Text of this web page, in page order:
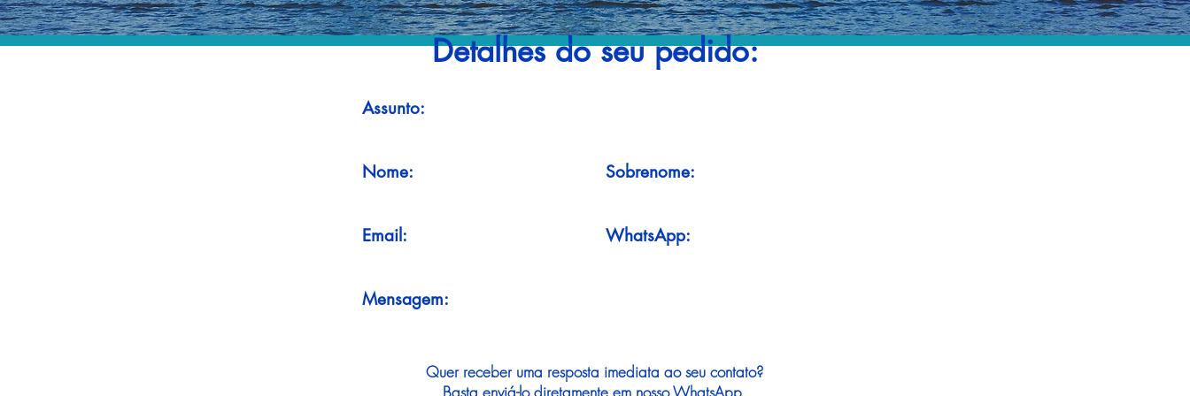
Detalhes do seu pedido:
Assunto:
Nome: Sobrenome:
Email: WhatsApp:
Mensagem:
Quer receber uma resposta imediata ao seu contato?